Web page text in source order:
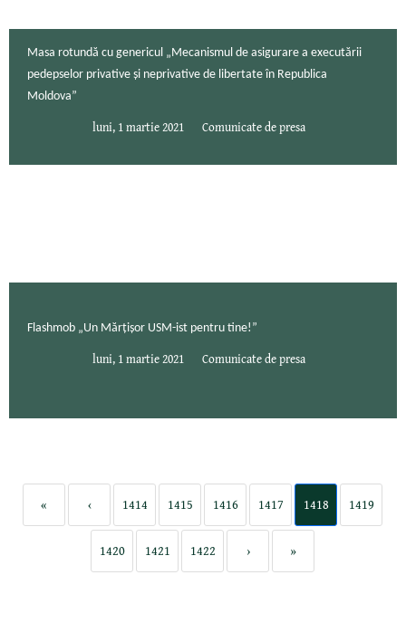
Masa rotundă cu genericul „Mecanismul de asigurare a executării
pedepselor privative și neprivative de libertate în Republica
Moldova”
luni, 1 martie 2021 Comunicate de presa
Flashmob „Un Mărțișor USM-ist pentru tine!”
luni, 1 martie 2021 Comunicate de presa
« ‹ 1414 1415 1416 1417 1418 1419
1420 1421 1422 › »